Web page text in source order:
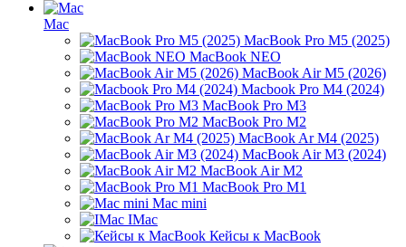
Mac
MacBook Pro M5 (2025)
MacBook NEO
MacBook Air M5 (2026)
Macbook Pro M4 (2024)
MacBook Pro M3
MacBook Pro M2
MacBook Ar M4 (2025)
MacBook Air M3 (2024)
MacBook Air M2
MacBook Pro M1
Mac mini
IMac
Кейсы к MacBook